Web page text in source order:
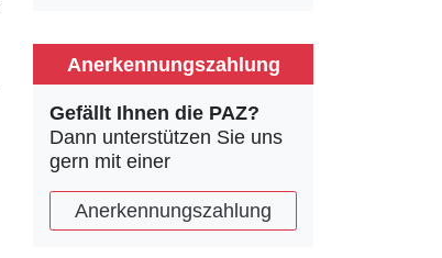
Anerkennungszahlung
Gefällt Ihnen die PAZ?
Dann unterstützen Sie uns
gern mit einer
Anerkennungszahlung